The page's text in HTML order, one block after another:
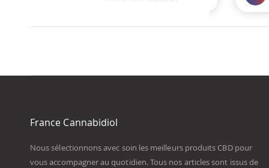
France Cannabidiol
Nous sélectionnons avec soin les meilleurs produits CBD pour
vous accompagner au quotidien. Tous nos articles sont issus de